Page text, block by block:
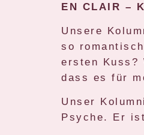
EN CLAIR –
Unsere
so
ersten Kuss?
dass es für
Unser
Psyche. Er